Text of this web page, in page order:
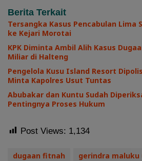
Berita Terkait
Tersangka Kasus Pencabulan Lima
ke Kejari Morotai
KPK Diminta Ambil Alih Kasus
Miliar di Halteng
Pengelola Kusu Island Resort
Minta Kapolres Usut Tuntas
Abubakar dan Kuntu Sudah
Pentingnya Proses Hukum
Post Views: 1,134
dugaan fitnah
gerindra maluku